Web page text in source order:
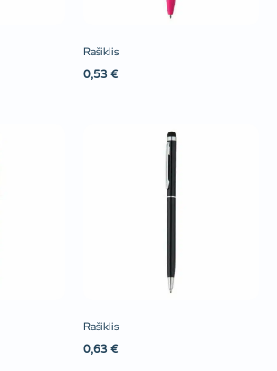
Rašiklis
0,53 €
Rašiklis
0,63 €